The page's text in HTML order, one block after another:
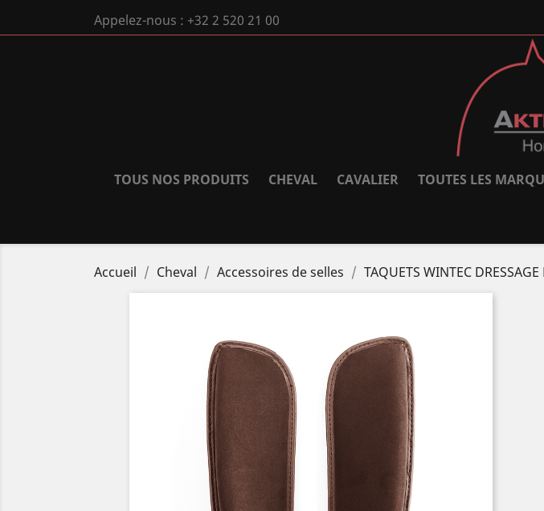
Appelez-nous : +32 2 520 21 00
TOUS NOS PRODUITS CHEVAL CAVALIER TOUTES LES
Accueil Cheval Accessoires de selles TAQUETS WINTEC DRESSAGE